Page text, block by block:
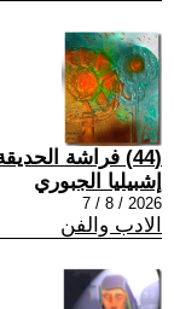
(44) فراشة الحديقة*
إشبيليا الجبوري
2026 / 8 / 7
الادب والفن